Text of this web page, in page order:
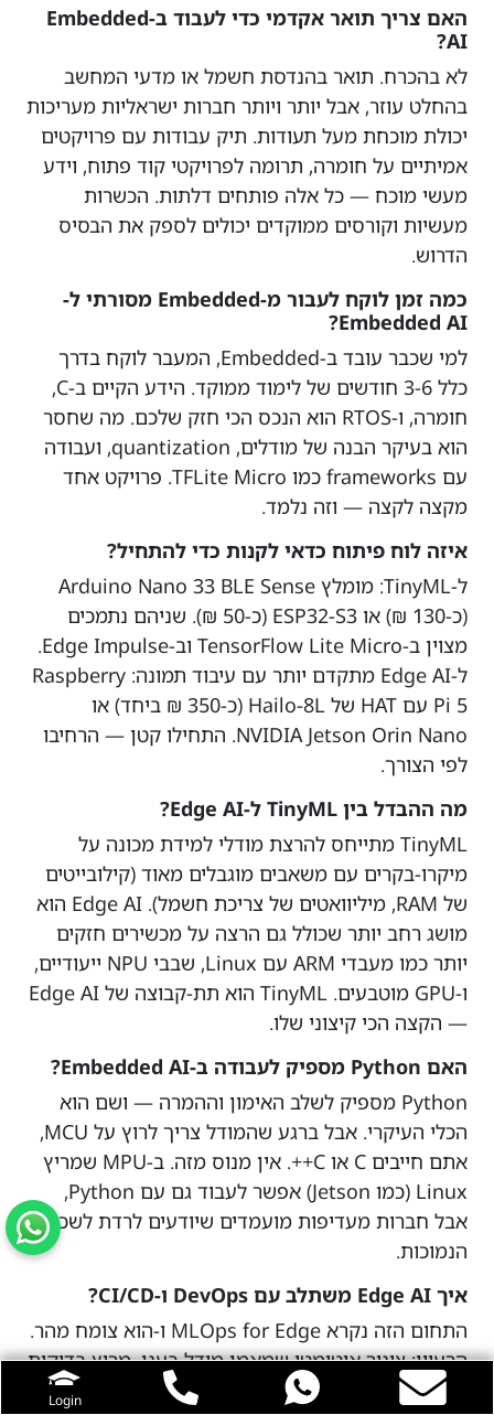
Login
האם צריך תואר אקדמי כדי לעבוד ב-Embedded
AI?
לא בהכרח. תואר בהנדסת חשמל או מדעי המחשב
בהחלט עוזר, אבל יותר ויותר חברות ישראליות מעריכות
יכולת מוכחת מעל תעודות. תיק עבודות עם פרויקטים
אמיתיים על חומרה, תרומה לפרויקטי קוד פתוח, וידע
מעשי מוכח — כל אלה פותחים דלתות. הכשרות
מעשיות וקורסים ממוקדים יכולים לספק את הבסיס
הדרוש.
כמה זמן לוקח לעבור מ-Embedded מסורתי ל-
Embedded AI?
למי שכבר עובד ב-Embedded, המעבר לוקח בדרך
כלל 3-6 חודשים של לימוד ממוקד. הידע הקיים ב-C,
חומרה, ו-RTOS הוא הנכס הכי חזק שלכם. מה שחסר
הוא בעיקר הבנה של מודלים, quantization, ועבודה
עם frameworks כמו TFLite Micro. פרויקט אחד
מקצה לקצה — וזה נלמד.
איזה לוח פיתוח כדאי לקנות כדי להתחיל?
ל-TinyML: מומלץ Arduino Nano 33 BLE Sense
(כ-130 ₪) או ESP32-S3 (כ-50 ₪). שניהם נתמכים
מצוין ב-TensorFlow Lite Micro וב-Edge Impulse.
ל-Edge AI מתקדם יותר עם עיבוד תמונה: Raspberry
Pi 5 עם HAT של Hailo-8L (כ-350 ₪ ביחד) או
NVIDIA Jetson Orin Nano. התחילו קטן — הרחיבו
לפי הצורך.
מה ההבדל בין TinyML ל-Edge AI?
TinyML מתייחס להרצת מודלי למידת מכונה על
מיקרו-בקרים עם משאבים מוגבלים מאוד (קילובייטים
של RAM, מיליוואטים של צריכת חשמל). Edge AI הוא
מושג רחב יותר שכולל גם הרצה על מכשירים חזקים
יותר כמו מעבדי ARM עם Linux, שבבי NPU ייעודיים,
ו-GPU מוטבעים. TinyML הוא תת-קבוצה של Edge AI
— הקצה הכי קיצוני שלו.
האם Python מספיק לעבודה ב-Embedded AI?
Python מספיק לשלב האימון וההמרה — ושם הוא
הכלי העיקרי. אבל ברגע שהמודל צריך לרוץ על MCU,
אתם חייבים C או C++. אין מנוס מזה. ב-MPU שמריץ
Linux (כמו Jetson) אפשר לעבוד גם עם Python,
אבל חברות מעדיפות מועמדים שיודעים לרדת לשכבות
הנמוכות.
איך Edge AI משתלב עם DevOps ו-CI/CD?
התחום הזה נקרא MLOps for Edge ו-הוא צומח מהר.
הרעיון: צינור אוטומטי שמאמן מודל בענן, מריץ בדיקות